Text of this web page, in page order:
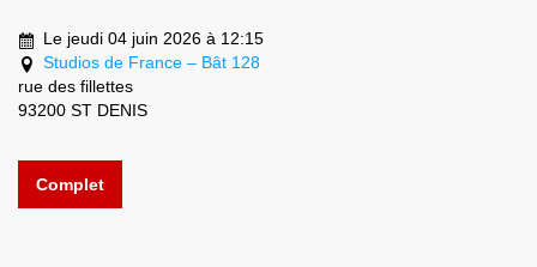
Le jeudi 04 juin 2026 à 12:15
Studios de France – Bât 128
rue des fillettes
93200 ST DENIS
Complet